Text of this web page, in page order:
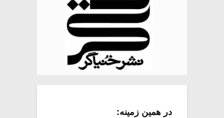
در همین زمینه: